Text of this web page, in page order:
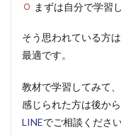
まずは自分で学習
そう思われている方
最適です。
教材で学習してみて
感じられた方は後か
LINEでご相談ください